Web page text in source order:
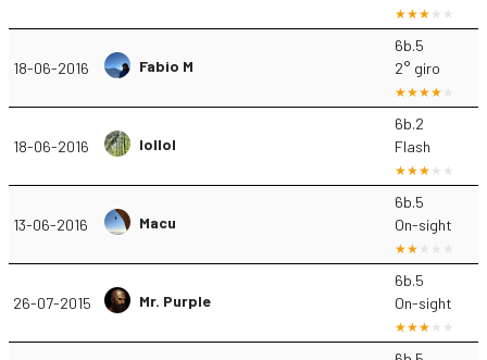
18-06-2016 Fabio M
6b.5
2° giro
18-06-2016 lollol
6b.2
Flash
13-06-2016 Macu
6b.5
On-sight
26-07-2015 Mr. Purple
6b.5
On-sight